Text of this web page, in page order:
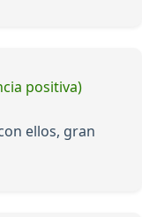
positiva)
ellos, gran